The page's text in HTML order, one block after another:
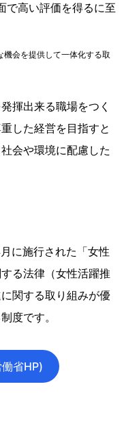
で高い評価を得るに至
会を提供して一体化する取
揮出来る職場をつく
した経営を目指すと
会や環境に配慮した
に施行された「女性
る法律（女性活躍推
関する取り組みが優
度です。
省HP)